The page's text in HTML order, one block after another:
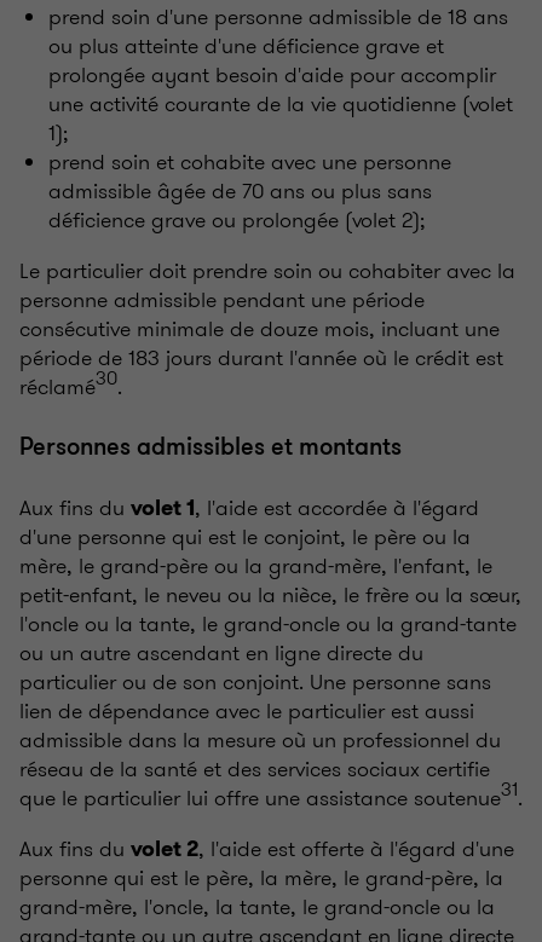
prend soin d'une personne admissible de 18 ans
ou plus atteinte d'une déficience grave et
prolongée ayant besoin d'aide pour accomplir
une activité courante de la vie quotidienne (volet
1);
prend soin et cohabite avec une personne
admissible âgée de 70 ans ou plus sans
déficience grave ou prolongée (volet 2);
Le particulier doit prendre soin ou cohabiter avec la
personne admissible pendant une période
consécutive minimale de douze mois, incluant une
période de 183 jours durant l'année où le crédit est
réclamé30.
Personnes admissibles et montants
Aux fins du volet 1, l'aide est accordée à l'égard
d'une personne qui est le conjoint, le père ou la
mère, le grand-père ou la grand-mère, l'enfant, le
petit-enfant, le neveu ou la nièce, le frère ou la sœur,
l'oncle ou la tante, le grand-oncle ou la grand-tante
ou un autre ascendant en ligne directe du
particulier ou de son conjoint. Une personne sans
lien de dépendance avec le particulier est aussi
admissible dans la mesure où un professionnel du
réseau de la santé et des services sociaux certifie
que le particulier lui offre une assistance soutenue31.
Aux fins du volet 2, l'aide est offerte à l'égard d'une
personne qui est le père, la mère, le grand-père, la
grand-mère, l'oncle, la tante, le grand-oncle ou la